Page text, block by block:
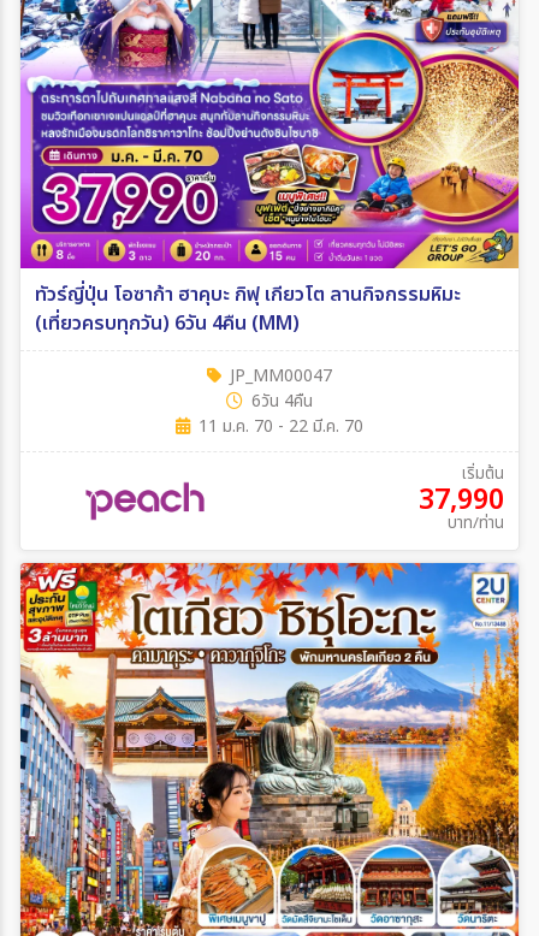
ทัวร์ญี่ปุ่น โอซาก้า ฮาคุบะ กิฟุ เกียวโต ลานกิจกรรมหิมะ
(เที่ยวครบทุกวัน) 6วัน 4คืน (MM)
JP_MM00047
6วัน 4คืน
11 ม.ค. 70 - 22 มี.ค. 70
เริ่มต้น
37,990
บาท/ท่าน